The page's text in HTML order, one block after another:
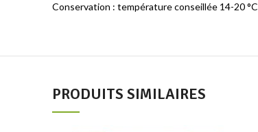
Conservation : température conseillée 14-20 °C
PRODUITS SIMILAIRES